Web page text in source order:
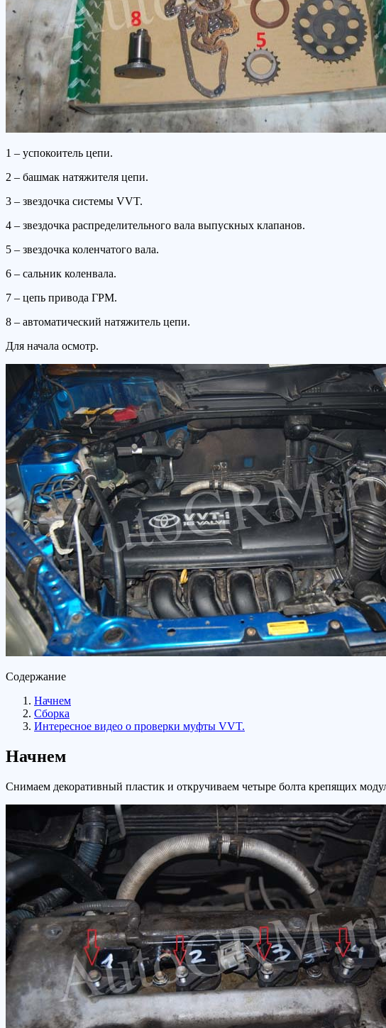
1 – успокоитель цепи.
2 – башмак натяжителя цепи.
3 – звездочка системы VVT.
4 – звездочка распределительного вала выпускных клапанов.
5 – звездочка коленчатого вала.
6 – сальник коленвала.
7 – цепь привода ГРМ.
8 – автоматический натяжитель цепи.
Для начала осмотр.
Содержание
Начнем
Сборка
Интересное видео о проверки муфты VVT.
Начнем
Снимаем декоративный пластик и откручиваем четыре болта крепящих